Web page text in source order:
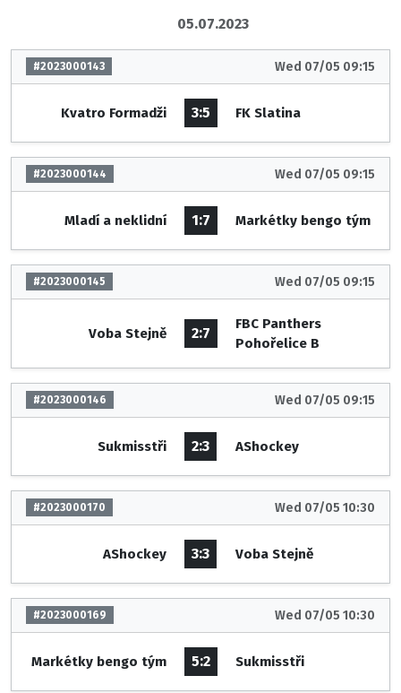
05.07.2023
#2023000143 Wed 07/05 09:15
Kvatro Formadži 3:5 FK Slatina
#2023000144 Wed 07/05 09:15
Mladí a neklidní 1:7 Markétky bengo tým
#2023000145 Wed 07/05 09:15
Voba Stejně 2:7
FBC Panthers
Pohořelice B
#2023000146 Wed 07/05 09:15
Sukmisstři 2:3 AShockey
#2023000170 Wed 07/05 10:30
AShockey 3:3 Voba Stejně
#2023000169 Wed 07/05 10:30
Markétky bengo tým 5:2 Sukmisstři